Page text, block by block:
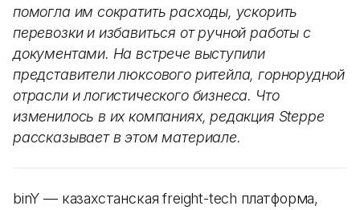
помогла им сократить расходы, ускорить
перевозки и избавиться от ручной работы с
документами. На встрече выступили
представители люксового ритейла, горнорудной
отрасли и логистического бизнеса. Что
изменилось в их компаниях, редакция Steppe
рассказывает в этом материале.
binY — казахстанская freight-tech платформа,